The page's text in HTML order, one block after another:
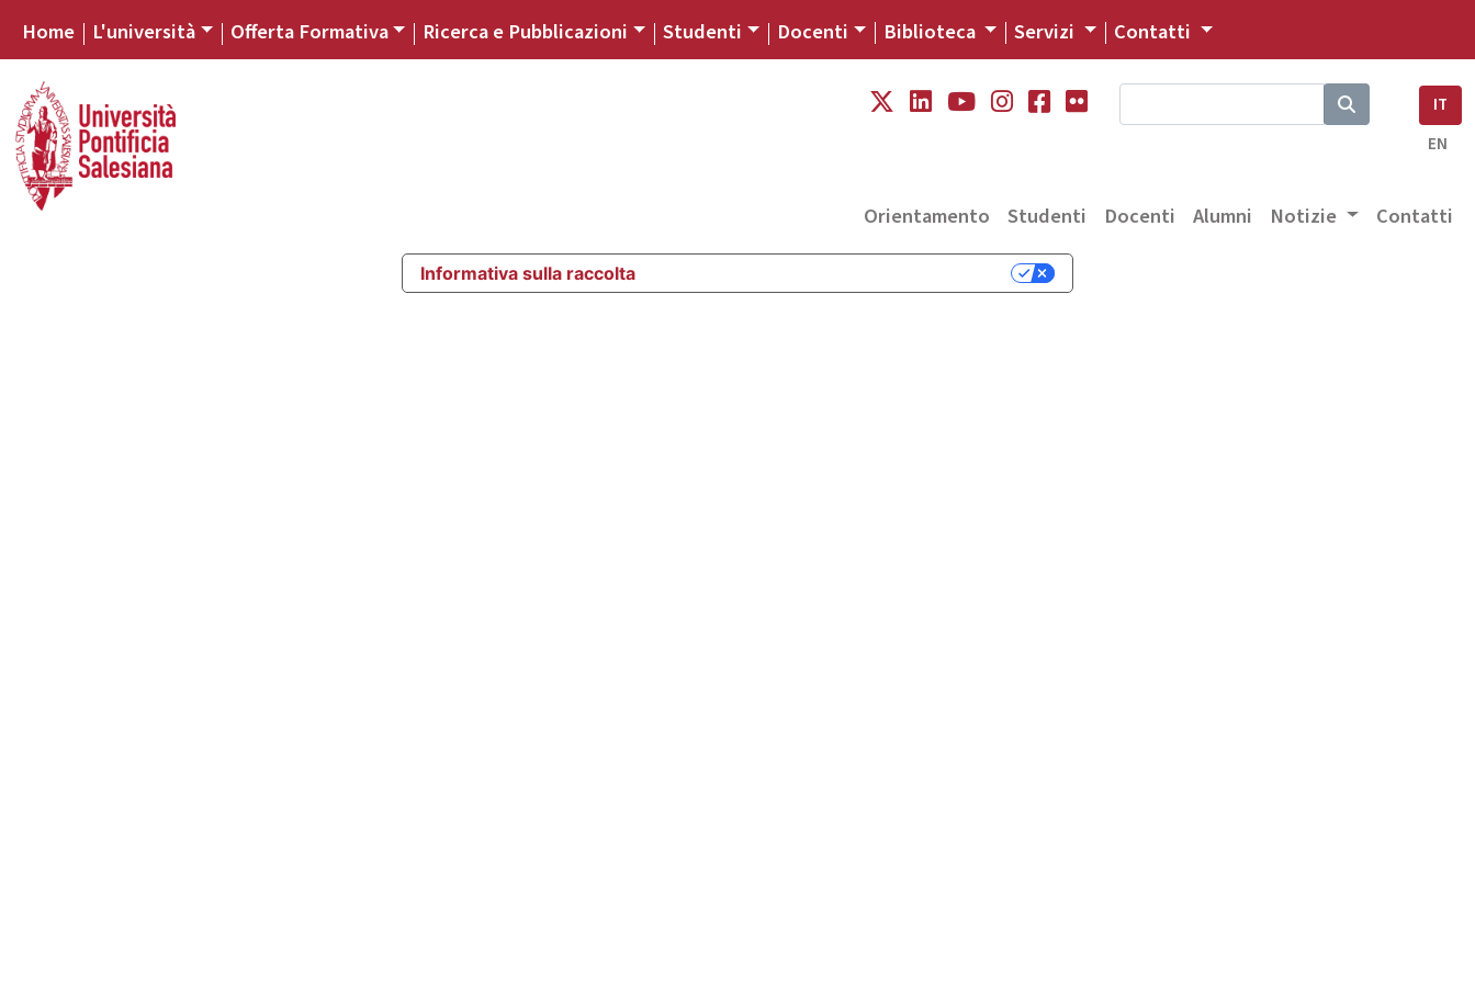
Home L'università Offerta Formativa Ricerca e Pubblicazioni Studenti Docenti Biblioteca Servizi Contatti
IT
EN
Orientamento Studenti Docenti Alumni Notizie Contatti
Informativa sulla raccolta